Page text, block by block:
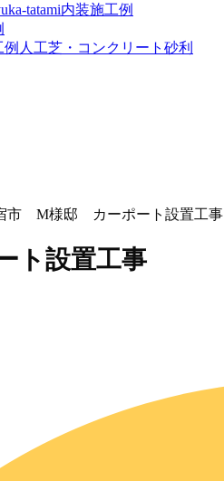
内装施工例
人工芝・コンクリート砂利
市 M様邸 カーポート設置工事
設置工事